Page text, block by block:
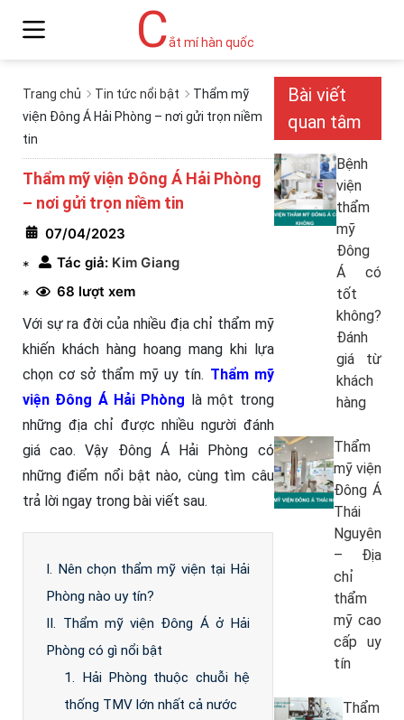
Cắt mí hàn quốc
Trang chủ Tin tức nổi bật
Thẩm mỹ
viện Đông Á Hải Phòng – nơi gửi trọn niềm
tin
Thẩm mỹ viện Đông Á Hải Phòng
– nơi gửi trọn niềm tin
07/04/2023
*
Tác giả: Kim Giang
*
68 lượt xem
Với sự ra đời của nhiều địa chỉ thẩm mỹ
khiến khách hàng hoang mang khi lựa
chọn cơ sở thẩm mỹ uy tín. Thẩm mỹ
viện Đông Á Hải Phòng là một trong
những địa chỉ được nhiều người đánh
giá cao. Vậy Đông Á Hải Phòng có
những điểm nổi bật nào, cùng tìm câu
trả lời ngay trong bài viết sau.
I. Nên chọn thẩm mỹ viện tại Hải
Phòng nào uy tín?
II. Thẩm mỹ viện Đông Á ở Hải
Phòng có gì nổi bật
1. Hải Phòng thuộc chuỗi hệ
thống TMV lớn nhất cả nước
Bài viết
quan tâm
Bệnh
viện
thẩm
mỹ
Đông
Á có
tốt
không?
Đánh
giá từ
khách
hàng
Thẩm
mỹ viện
Đông Á
Thái
Nguyên
– Địa
chỉ
thẩm
mỹ cao
cấp uy
tín
Thẩm